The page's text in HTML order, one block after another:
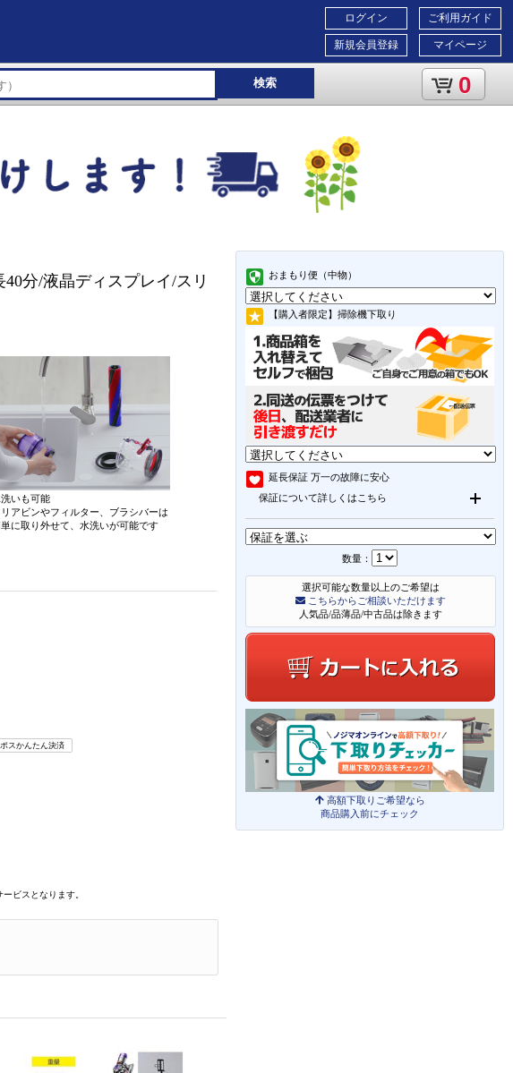
ご利用ガイド
マイページ
ログイン
新規会員登録
検索 0
おまもり便（中物）
【購入者限定】掃除機下取り
延長保証 万一の故障に安心
保証について詳しくはこちら
数量：
選択可能な数量以上のご希望は
こちらからご相談いただけます
人気品/品薄品/中古品は除きます
高額下取りご希望なら
商品購入前にチェック
分/液晶ディスプレイ/スリ
いも可能
リアビンやフィルター、ブラシバーは
に取り外せて、水洗いが可能です
スかんたん決済
ビスとなります。